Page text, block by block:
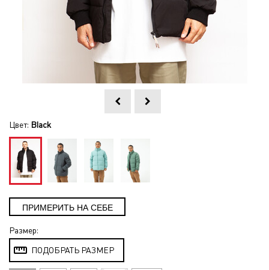
Цвет: Black
Размер:
ПОДОБРАТЬ РАЗМЕР